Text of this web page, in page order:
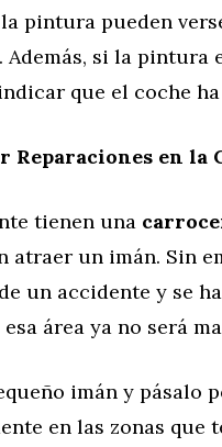
pintura pueden
si la pintura
que el coche
Reparaciones en la
tienen una
atraer un imán. Sin
un accidente y se
área ya no será
imán y pásalo
en las zonas que